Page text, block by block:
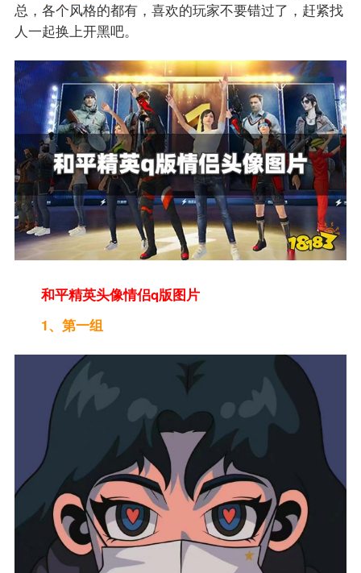
总，各个风格的都有，喜欢的玩家不要错过了，赶紧找
人一起换上开黑吧。
和平精英头像情侣q版图片
1、第一组